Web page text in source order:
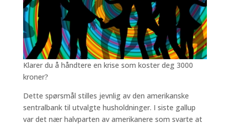
Klarer du å håndtere en krise som koster deg 3000
kroner?
Dette spørsmål stilles jevnlig av den amerikanske
sentralbank til utvalgte husholdninger. I siste gallup
var det nær halvparten av amerikanere som svarte at